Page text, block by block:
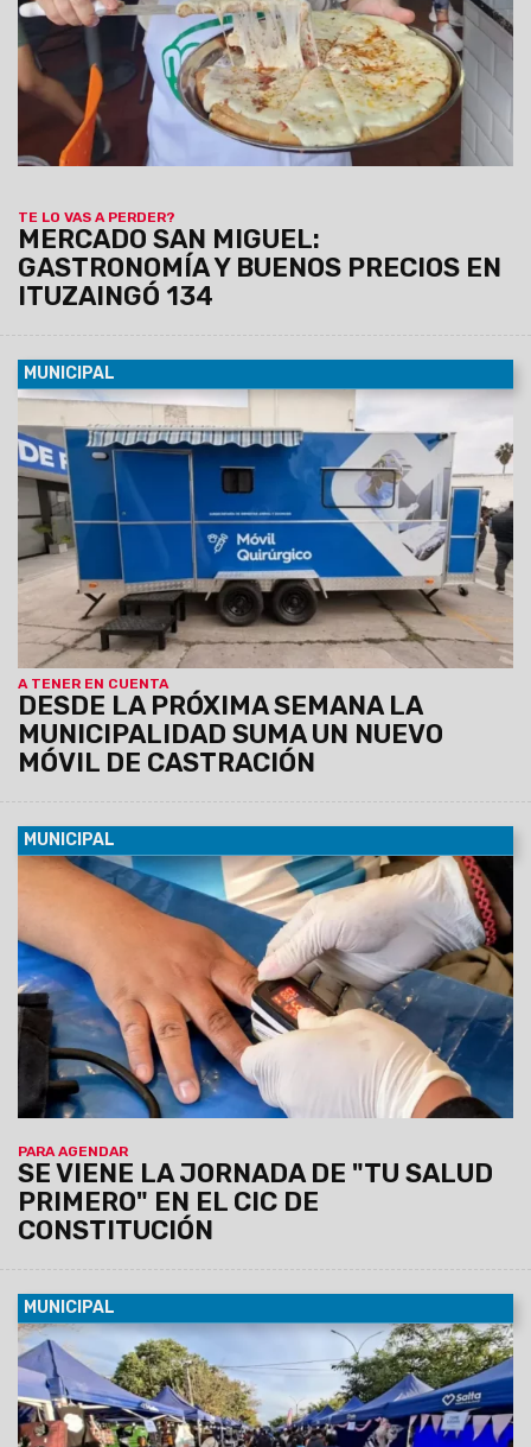
TE LO VAS A PERDER?
MERCADO SAN MIGUEL:
GASTRONOMÍA Y BUENOS PRECIOS EN
ITUZAINGÓ 134
salteños y turistas a disfrutar de los sabores de siempre a
precios accesibles.
MUNICIPAL
A TENER EN CUENTA
DESDE LA PRÓXIMA SEMANA LA
MUNICIPALIDAD SUMA UN NUEVO
MÓVIL DE CASTRACIÓN
08/08/2026 La unidad, equipada con dos camillas, será
instalada de manera fija del lunes 10 al viernes 14 de agosto
en el SUM del barrio Sanidad, donde atenderá de 8.30 a 13 hs.
Los turnos se entregarán previamente vía Whatsapp
comunicándose al: 3872102659 y 3874861402
MUNICIPAL
PARA AGENDAR
SE VIENE LA JORNADA DE "TU SALUD
PRIMERO" EN EL CIC DE
CONSTITUCIÓN
07/08/2026 Será el viernes 7 de agosto de 9 a 12 en el
predio municipal de zona este. Habrá servicios médicos,
odontológicos, nutricionistas, enfermería y otros. La atención
será por orden de llegada y estará destinada a vecinos de la
zona que requieran controles y asesoramiento en salud.
MUNICIPAL
07/08/2026
La actividad se llevará a cabo el sábado 8 de
agosto, de 12 a 19 horas, en barrio Grand Bourg. Se espera
una gran convocatoría, ya que habrá 110 emprendedores y el
precio máximo permitido por producto o combo será de
$20.000.